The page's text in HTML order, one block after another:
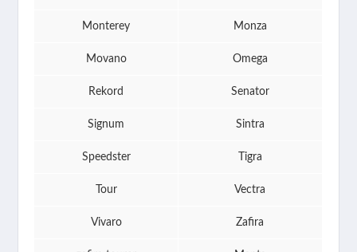
Monterey Monza
Movano Omega
Rekord Senator
Signum Sintra
Speedster Tigra
Tour Vectra
Vivaro Zafira